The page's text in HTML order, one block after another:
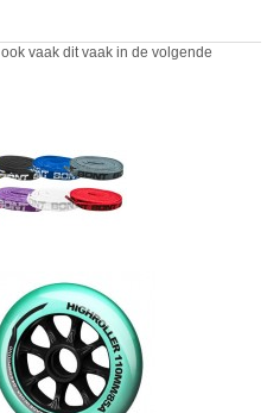
vaak dit vaak in de volgende